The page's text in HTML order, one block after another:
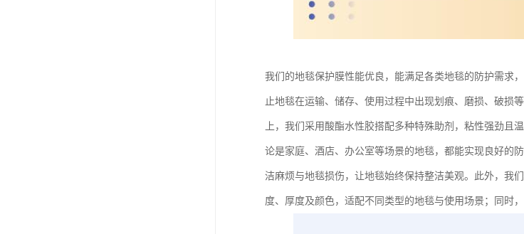
我们的地毯保护膜性能优良，能满足各类地毯的防护需求
止地毯在运输、储存、使用过程中出现划痕、磨损、破损
上，我们采用酸酯水性胶搭配多种特殊助剂，粘性强劲
论是家庭、酒店、办公室等场景的地毯，都能实现良好的
洁麻烦与地毯损伤，让地毯始终保持整洁美观。此外，我
度、厚度及颜色，适配不同类型的地毯与使用场景；同时